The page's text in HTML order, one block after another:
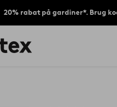
20% rabat på gardiner*. Brug